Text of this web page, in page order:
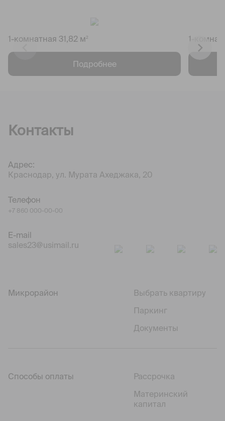
1-комнатная 31,82 м 2
Подробнее
1-
Контакты
Адрес:
Краснодар, ул. Мурата Ахеджака, 20
Телефон
+7 860 000-00-00
E-mail
sales23@usimail.ru
Микрорайон
Выбрать квартиру
Паркинг
Документы
Способы оплаты
Рассрочка
Материнский
капитал